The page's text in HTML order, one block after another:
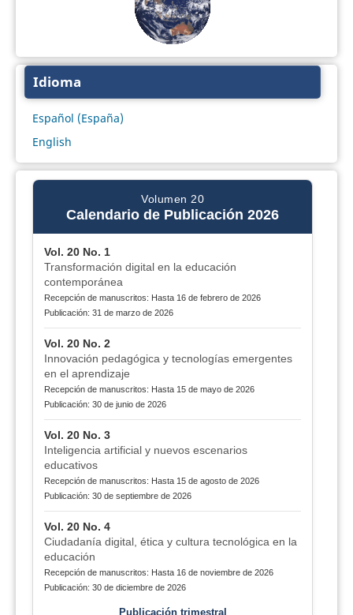
Idioma
Español (España)
English
Volumen 20
Calendario de Publicación 2026
Vol. 20 No. 1
Transformación digital en la educación
contemporánea
Recepción de manuscritos: Hasta 16 de febrero de 2026
Publicación: 31 de marzo de 2026
Vol. 20 No. 2
Innovación pedagógica y tecnologías emergentes
en el aprendizaje
Recepción de manuscritos: Hasta 15 de mayo de 2026
Publicación: 30 de junio de 2026
Vol. 20 No. 3
Inteligencia artificial y nuevos escenarios
educativos
Recepción de manuscritos: Hasta 15 de agosto de 2026
Publicación: 30 de septiembre de 2026
Vol. 20 No. 4
Ciudadanía digital, ética y cultura tecnológica en la
educación
Recepción de manuscritos: Hasta 16 de noviembre de 2026
Publicación: 30 de diciembre de 2026
Publicación trimestral